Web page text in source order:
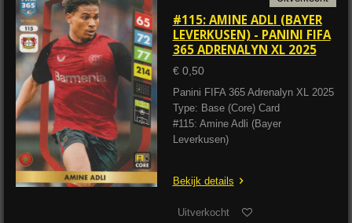
#115: AMINE ADLI (BAYER
LEVERKUSEN) - PANINI FIFA
365 ADRENALYN XL 2025
€ 0,50
Panini FIFA 365 Adrenalyn XL 2025
Type: Base (Core) Card
#115: Amine Adli (Bayer
Leverkusen)
Bekijk details
Uitverkocht